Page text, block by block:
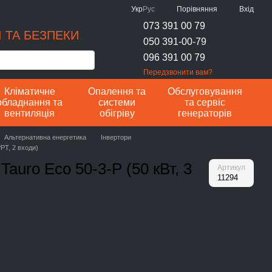
УкрРус Порівняння Вхід
БЕЗПЕКИ
073 391 00 79
050 391-00-79
096 391 00 79
Передзвонити вам?
Кліматичне
та
вентиляція
Опалення та
системи
обігріву
Обслуговування
та сервіс
генераторів
Альтернативна енергетика
Інвертори
2 входи)
Eco 50-3-P (50 кВт, 3 Артикул
11294